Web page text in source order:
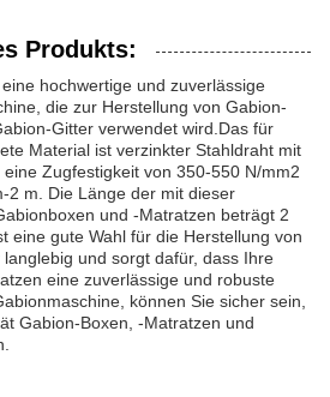
Produkts:
hochwertige und zuverlässige
die zur Herstellung von Gabion-
Gitter verwendet wird.Das für
Material ist verzinkter Stahldraht mit
Zugfestigkeit von 350-550 N/mm2
2 m. Die Länge der mit dieser
und -Matratzen beträgt 2
eine gute Wahl für die Herstellung von
und sorgt dafür, dass Ihre
eine zuverlässige und robuste
können Sie sicher sein,
Gabion-Boxen, -Matratzen und